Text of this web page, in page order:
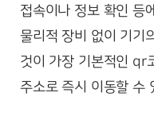
접속이나 정보 확인 등
물리적 장비 없이 기기
것이 가장 기본적인 qr
주소로 즉시 이동할 수